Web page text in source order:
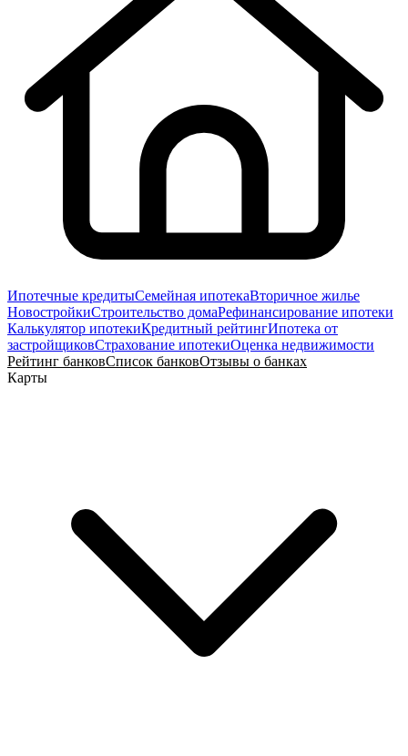
Ипотечные кредитыСемейная ипотекаВторичное жилье
НовостройкиСтроительство домаРефинансирование ипотеки
Калькулятор ипотекиКредитный рейтингИпотека от
застройщиковСтрахование ипотекиОценка недвижимости
Рейтинг банковСписок банковОтзывы о банках
Карты